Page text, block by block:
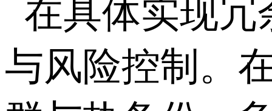
在具体实现冗
与风险控制。